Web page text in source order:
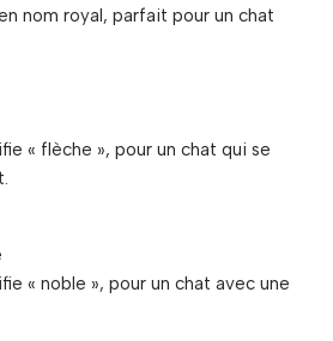
nom royal, parfait pour un chat
« flèche », pour un chat qui se
« noble », pour un chat avec une